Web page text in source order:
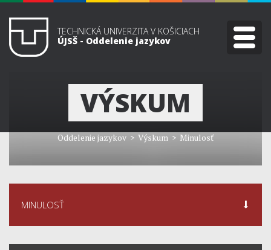
TECHNICKÁ UNIVERZITA V KOŠICIACH
ÚJSŠ - Oddelenie jazykov
VÝSKUM
Oddelenie jazykov > Výskum > Minulosť
MINULOSŤ